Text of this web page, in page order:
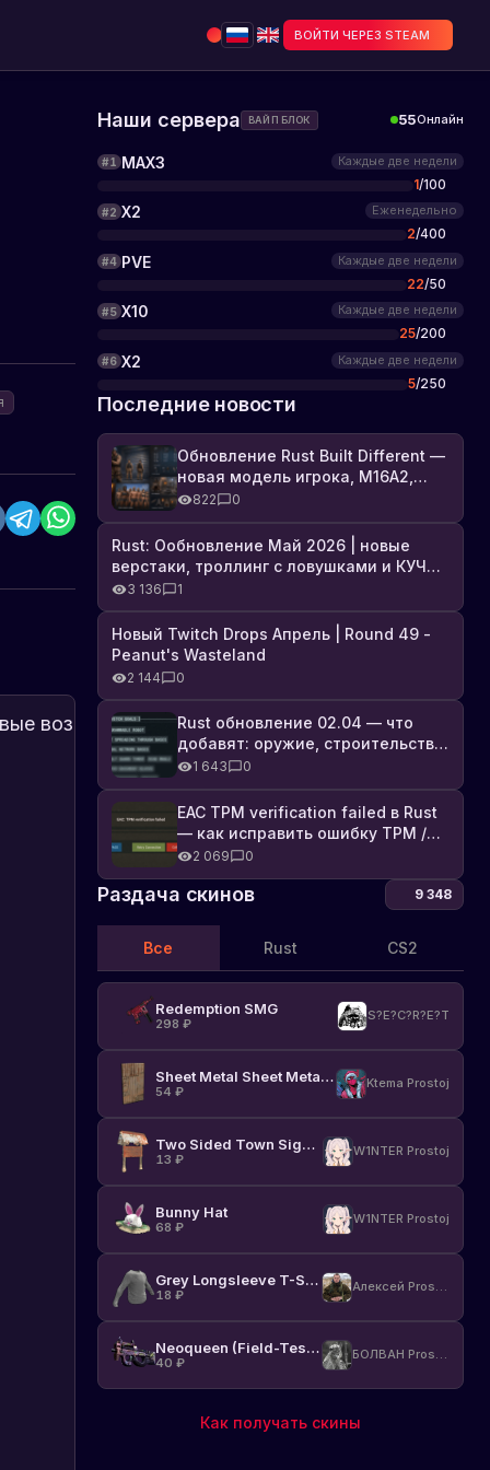
ВОЙТИ ЧЕРЕЗ STEAM
Наши сервера ВАЙП БЛОК 55Онлайн
#1 MAX3 Каждые две недели
1/100
#2 X2 Еженедельно
2/400
#4 PVE Каждые две недели
22/50
#5 X10 Каждые две недели
25/200
#6 X2 Каждые две недели
5/250
Последние новости
Обновление Rust Built Different —
новая модель игрока, M16A2,
броня, Industrial DLC и полный
список изменений
822 0
Rust: Ообновление Май 2026 | новые
верстаки, троллинг с ловушками и КУЧА
DLC3 136 1
Новый Twitch Drops Апрель | Round 49 -
Peanut's Wasteland
2 144 0
Rust обновление 02.04 — что
добавят: оружие, строительство,
технологии и Farming 2.5
1 643 0
EAC TPM verification failed в Rust
— как исправить ошибку TPM /
Secure Boot
2 069 0
Раздача скинов 9 348
Все Rust CS2
Redemption SMG
298 ₽
S?E?C?R?E?T
Sheet Metal Sheet Metal Door
54 ₽
Ktema Prostoj
Two Sided Town Sign Post
13 ₽
W1NTER Prostoj
Bunny Hat
68 ₽
W1NTER Prostoj
Grey Longsleeve T-Shirt
18 ₽
Алексей Prostoj
Neoqueen (Field-Tested)
40 ₽
БОЛВАН Prostoj
Как получать скины